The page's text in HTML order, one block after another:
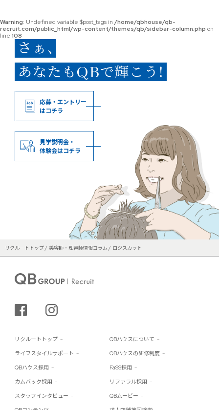
Warning: Undefined variable $post_tags in /home/qbhouse/qb-
recruit.com/public_html/wp-content/themes/qb/sidebar-column.php on
line 108
応募・エントリー
はコチラ
見学説明会・
体験会はコチラ
リクルートトップ 美容師・理容師情報コラム ロジスカット
シェアする
リクルートトップ QBハウスについて
ライフスタイルサポート QBハウスの研修制度
QBハウス採用 FaSS採用
カムバック採用 リファラル採用
スタッフインタビュー QBムービー